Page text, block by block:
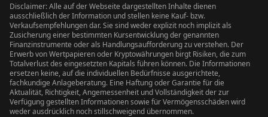
Disclaimer: Alle auf der Webseite dargestellten Inhalte dienen
ausschließlich der Information und stellen keine Kauf- bzw.
Verkaufsempfehlungen dar. Sie sind weder explizit noch implizit als
Zusicherung einer bestimmten Kursentwicklung der genannten
Finanzinstrumente oder als Handlungsaufforderung zu verstehen. Der
Erwerb von Wertpapieren oder Kryptowährungen birgt Risiken, die zum
Totalverlust des eingesetzten Kapitals führen können. Die Informationen
ersetzen keine, auf die individuellen Bedürfnisse ausgerichtete,
fachkundige Anlageberatung. Eine Haftung oder Garantie für die
Aktualität, Richtigkeit, Angemessenheit und Vollständigkeit der zur
Verfügung gestellten Informationen sowie für Vermögensschäden wird
weder ausdrücklich noch stillschweigend übernommen.